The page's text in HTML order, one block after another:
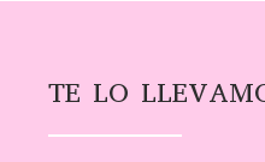
TE LO